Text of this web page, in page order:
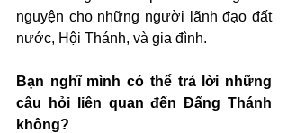
nguyện cho những người lãnh đạo đất
nước, Hội Thánh, và gia đình.
Bạn nghĩ mình có thể trả lời những
câu hỏi liên quan đến Đấng Thánh
không?